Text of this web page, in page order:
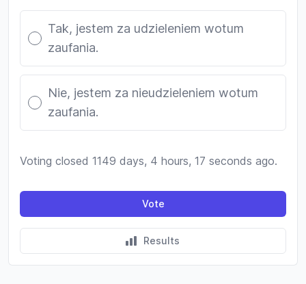
Poll options
Tak, jestem za udzieleniem wotum
zaufania.
Nie, jestem za nieudzieleniem wotum
zaufania.
Voting closed 1149 days, 4 hours, 17 seconds ago.
Vote
Results